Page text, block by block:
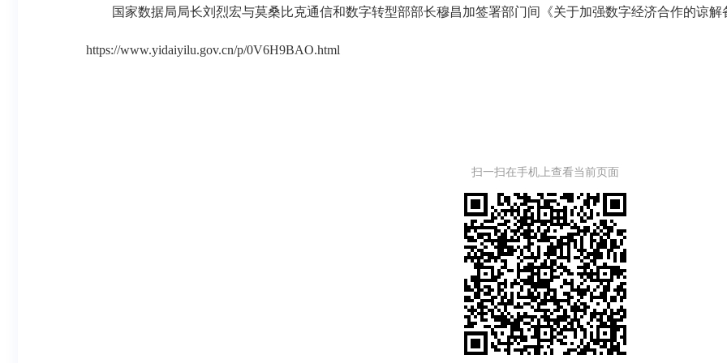
国家数据局局长刘烈宏与莫桑比克通信和数字转型部部长穆昌加签署部门间《关于加强数字经济合作的谅解
https://www.yidaiyilu.gov.cn/p/0V6H9BAO.html
扫一扫在手机上查看当前页面